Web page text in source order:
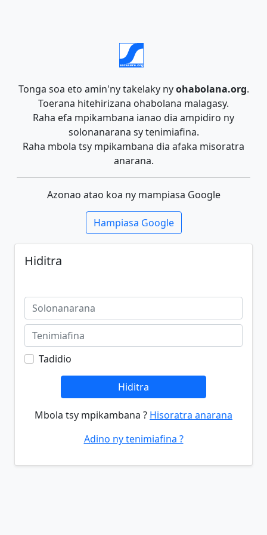
Tonga soa eto amin'ny takelaky nyohabolana.org.
Toerana hitehirizana ohabolana malagasy.
Raha efa mpikambana ianao dia ampidiro ny
solonanarana sy tenimiafina.
Raha mbola tsy mpikambana dia afaka misoratra
anarana.
Azonao atao koa ny mampiasa Google
Hampiasa Google
Hiditra
Tadidio
Hiditra
Mbola tsy mpikambana ? Hisoratra anarana
Adino ny tenimiafina ?